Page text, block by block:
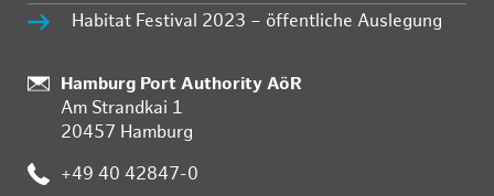
Habitat Festival 2023 – öffentliche Auslegung
:
Hamburg Port Authority AöR
Am Strandkai 1
20457 Hamburg
: +49 40 42847-0